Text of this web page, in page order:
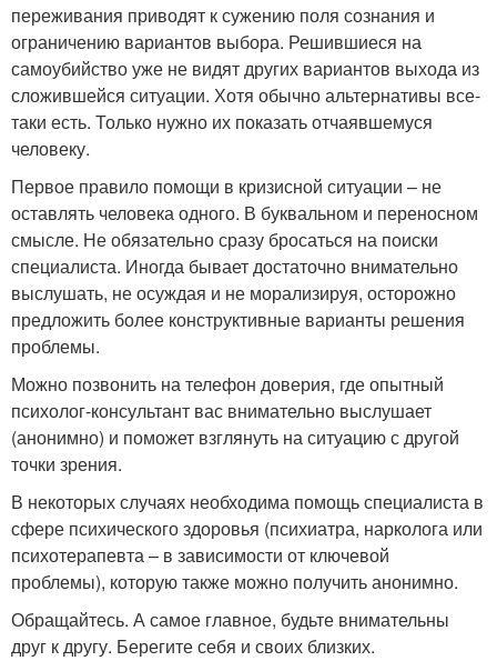
переживания приводят к сужению поля сознания и
ограничению вариантов выбора. Решившиеся на
самоубийство уже не видят других вариантов выхода из
сложившейся ситуации. Хотя обычно альтернативы все-
таки есть. Только нужно их показать отчаявшемуся
человеку.
Первое правило помощи в кризисной ситуации – не
оставлять человека одного. В буквальном и переносном
смысле. Не обязательно сразу бросаться на поиски
специалиста. Иногда бывает достаточно внимательно
выслушать, не осуждая и не морализируя, осторожно
предложить более конструктивные варианты решения
проблемы.
Можно позвонить на телефон доверия, где опытный
психолог-консультант вас внимательно выслушает
(анонимно) и поможет взглянуть на ситуацию с другой
точки зрения.
В некоторых случаях необходима помощь специалиста в
сфере психического здоровья (психиатра, нарколога или
психотерапевта – в зависимости от ключевой
проблемы), которую также можно получить анонимно.
Обращайтесь. А самое главное, будьте внимательны
друг к другу. Берегите себя и своих близких.